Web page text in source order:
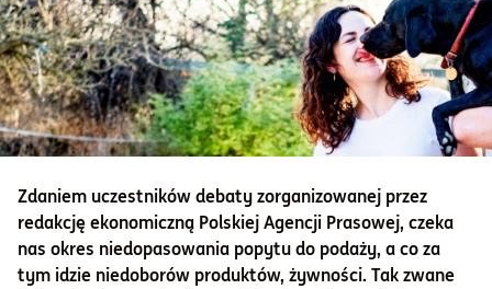
Otwórz konto
Zaloguj
Zdaniem uczestników debaty zorganizowanej przez
redakcję ekonomiczną Polskiej Agencji Prasowej, czeka
nas okres niedopasowania popytu do podaży, a co za
tym idzie niedoborów produktów, żywności. Tak zwane